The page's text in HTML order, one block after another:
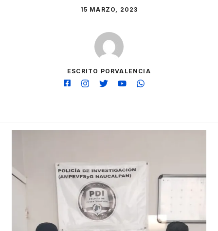
15 MARZO, 2023
ESCRITO PORVALENCIA